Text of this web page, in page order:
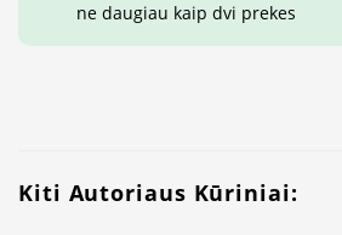
ne daugiau kaip dvi prekes
Kiti Autoriaus Kūriniai: